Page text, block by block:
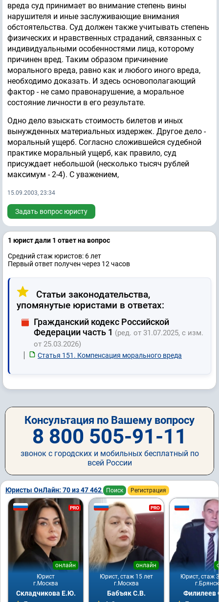
вреда суд принимает во внимание степень вины
нарушителя и иные заслуживающие внимания
обстоятельства. Суд должен также учитывать степень
физических и нравственных страданий, связанных с
индивидуальными особенностями лица, которому
причинен вред. Таким образом причинение
морального вреда, равно как и любого иного вреда,
необходимо доказать. И здесь основополагающий
фактор - не само правонарушение, а моральное
состояние личности в его результате.
Одно дело взыскать стоимость билетов и иных
вынужденных материальных издержек. Другое дело -
моральный ущерб. Согласно сложившейся судебной
практике моральный ущерб, как правило, суд
присуждает небольшой (несколько тысяч рублей
максимум - 2-4). С уважением,
15.09.2003, 23:34
Задать вопрос юристу
1 юрист дали 1 ответ на вопрос
Средний стаж юристов: 6 лет
Первый ответ получен через 12 часов
Статьи законодательства,
упомянутые юристами в ответах:
Гражданский кодекс Российской
Федерации часть 1 (ред. от 31.07.2025, с изм.
от 25.03.2026)
Статья 151. Компенсация морального вреда
Консультация по Вашему вопросу
8 800 505-91-11
звонок с городских и мобильных бесплатный по
всей России
Юристы ОнЛайн: 70 из 47 462 Поиск Регистрация
PRO
Юрист
онлайн
г.Москва
Складчикова Е.Ю.
PRO
Юрист, стаж 15 лет
онлайн
г.Москва
Бабъяк С.В.
Юрист, стаж
г.Брянск
Филилеев